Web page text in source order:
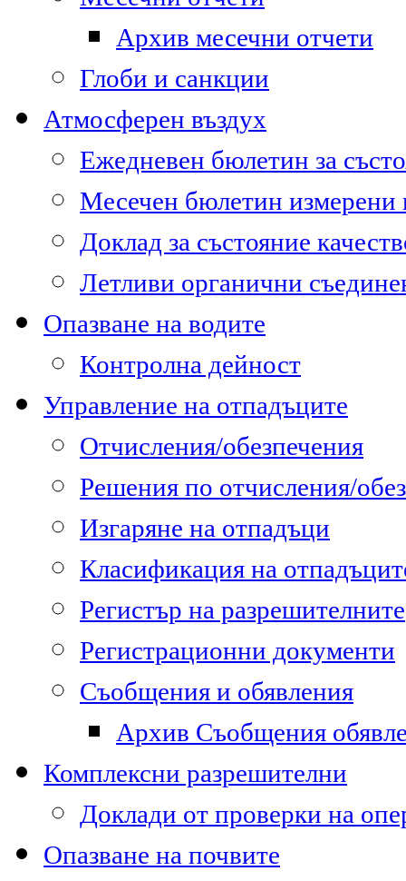
Архив месечни отчети
Глоби и санкции
Атмосферен въздух
Ежедневен бюлетин за
Месечен бюлетин
Доклад за състояние
Летливи органични
Опазване на водите
Контролна дейност
Управление на отпадъците
Отчисления/обезпечения
Решения по отчисления/
Изгаряне на отпадъци
Класификация на
Регистър на разрешителните
Регистрационни документи
Съобщения и обявления
Архив Съобщения
Комплексни разрешителни
Доклади от проверки на
Опазване на почвите